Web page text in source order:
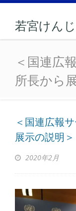
若宮けんじ
＜国連
＜国連広
所長から
＜国連広報
展示の説明＞
2020年2月